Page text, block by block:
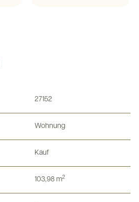
27152
Wohnung
Kauf
103,98 m2